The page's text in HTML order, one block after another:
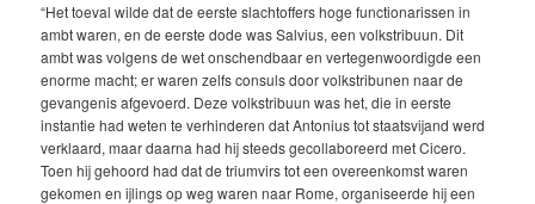
“Het toeval wilde dat de eerste slachtoffers hoge functionarissen in
ambt waren, en de eerste dode was Salvius, een volkstribuun. Dit
ambt was volgens de wet on­schendbaar en vertegenwoordigde een
enorme macht; er waren zelfs consuls door volkstribunen naar de
gevangenis afgevoerd. Deze volkstribuun was het, die in eer­ste
instantie had weten te verhinderen dat Antonius tot staatsvijand werd
verklaard, maar daarna had hij steeds gecollaboreerd met Cicero.
Toen hij gehoord had dat de triumvirs tot een overeenkomst waren
gekomen en ijlings op weg waren naar Rome, organiseerde hij een